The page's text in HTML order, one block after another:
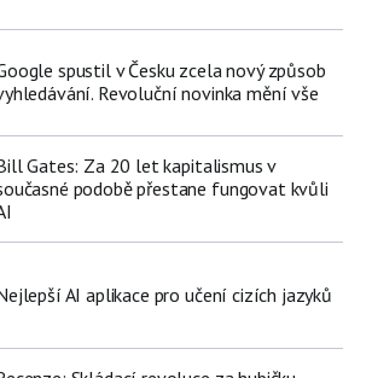
spustil v Česku zcela nový způsob
Revoluční novinka mění vše
Gates: Za 20 let kapitalismus v
podobě přestane fungovat kvůli
AI aplikace pro učení cizích jazyků